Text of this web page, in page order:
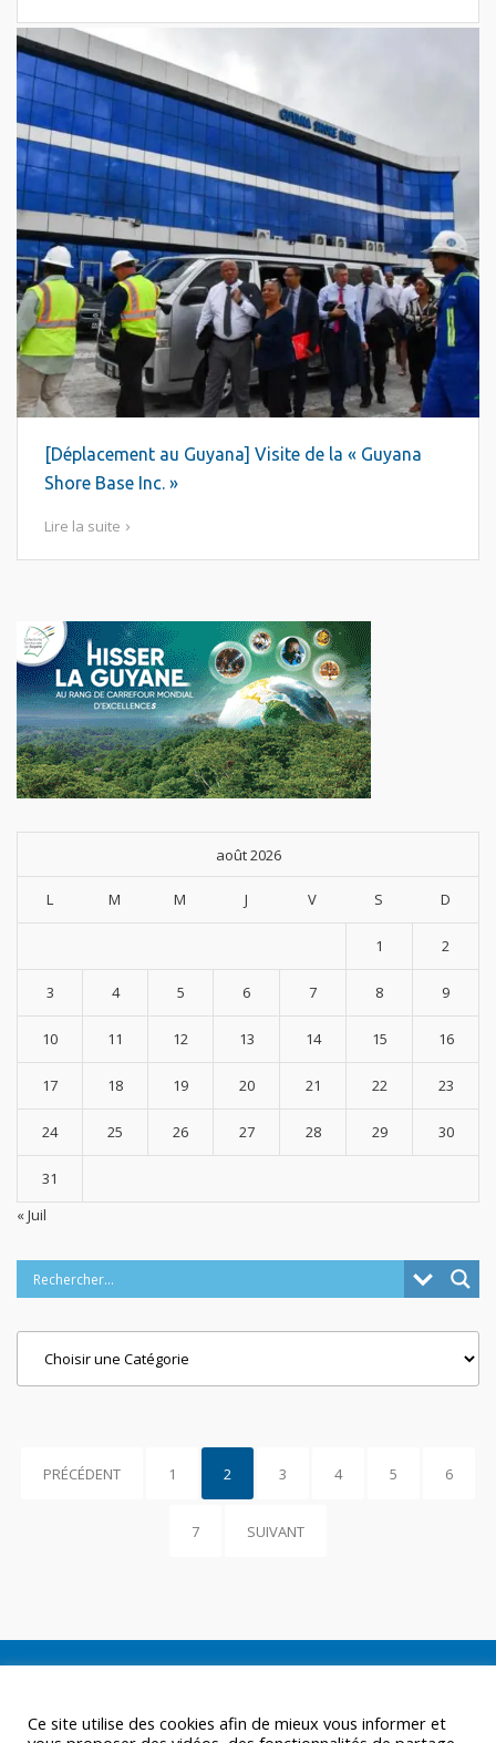
[Déplacement au Guyana] Visite de la « Guyana
Shore Base Inc. »
Lire la suite
août 2026
L M M J V S D
1 2
3 4 5 6 7 8 9
10 11 12 13 14 15 16
17 18 19 20 21 22 23
24 25 26 27 28 29 30
31
« Juil
PRÉCÉDENT 1 2 3 4 5 6
7 SUIVANT
Ce site utilise des cookies afin de mieux vous informer et